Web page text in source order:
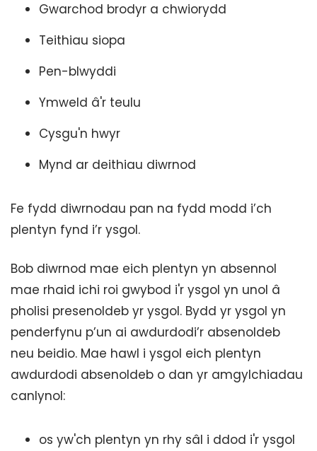
Gwarchod brodyr a chwiorydd
Teithiau siopa
Pen-blwyddi
Ymweld â'r teulu
Cysgu'n hwyr
Mynd ar deithiau diwrnod
Fe fydd diwrnodau pan na fydd modd i’ch
plentyn fynd i’r ysgol.
Bob diwrnod mae eich plentyn yn absennol
mae rhaid ichi roi gwybod i'r ysgol yn unol â
pholisi presenoldeb yr ysgol. Bydd yr ysgol yn
penderfynu p’un ai awdurdodi’r absenoldeb
neu beidio. Mae hawl i ysgol eich plentyn
awdurdodi absenoldeb o dan yr amgylchiadau
canlynol:
os yw'ch plentyn yn rhy sâl i ddod i'r ysgol